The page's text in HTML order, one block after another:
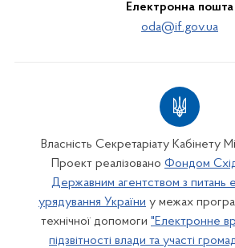
Електронна пошта
oda@if.gov.ua
Власність Секретаріату Кабінету
Проект реалізовано Фондом
Державним агентством з питань
урядування України у межах
технічної допомоги "Електронне
підзвітності влади та участі